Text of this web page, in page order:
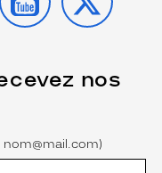
nos
nom@mail.com)